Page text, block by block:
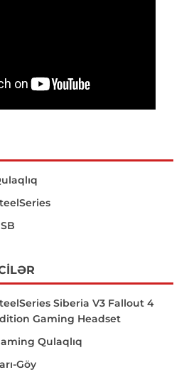
Siberia V3 Fallout 4
Gaming Headset
Qulaqlıq
Göy